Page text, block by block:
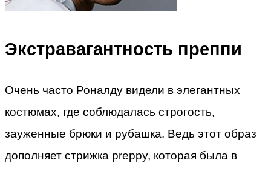
Экстравагантность преппи
Очень часто Роналду видели в элегантных
костюмах, где соблюдалась строгость,
зауженные брюки и рубашка. Ведь этот образ
дополняет стрижка preppy, которая была в